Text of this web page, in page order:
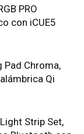
PRO
con iCUE5
Pad Chroma,
Qi
Strip Set,